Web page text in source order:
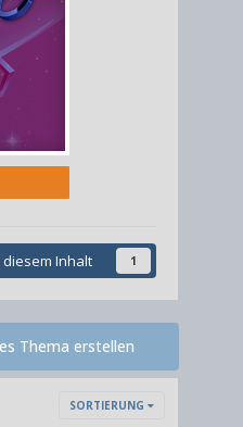
diesem Inhalt 1
Thema erstellen
SORTIERUNG